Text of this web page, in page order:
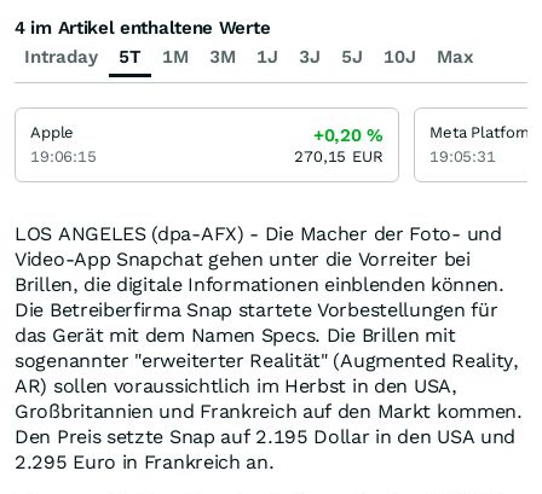
LOS ANGELES (dpa-AFX) - Die Macher der Foto- und
Video-App Snapchat gehen unter die Vorreiter bei
Brillen, die digitale Informationen einblenden können.
Die Betreiberfirma Snap startete Vorbestellungen für
das Gerät mit dem Namen Specs. Die Brillen mit
sogenannter "erweiterter Realität" (Augmented Reality,
AR) sollen voraussichtlich im Herbst in den USA,
Großbritannien und Frankreich auf den Markt kommen.
Den Preis setzte Snap auf 2.195 Dollar in den USA und
2.295 Euro in Frankreich an.
Intraday 5T 1M 3M 1J 3J 5J 10J Max
4 im Artikel enthaltene Werte
Apple
19:06:15
+0,20%
270,15 EUR
Meta
19:05:31